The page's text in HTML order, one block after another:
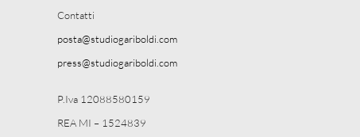
Contatti
posta@studiogariboldi.com
press@studiogariboldi.com
P.Iva 12088580159
REA MI – 1524839